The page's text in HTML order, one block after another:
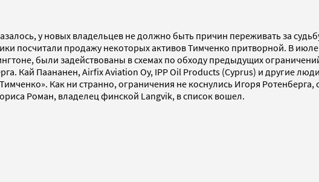
у новых владельцев не должно быть причин переживать за
посчитали продажу некоторых активов Тимченко притворной. В
были задействованы в схемах по обходу предыдущих
Кай Паананен, Airfix Aviation Oy, IPP Oil Products (Cyprus) и другие
Как ни странно, ограничения не коснулись Игоря
Роман, владелец финской Langvik, в список вошел.